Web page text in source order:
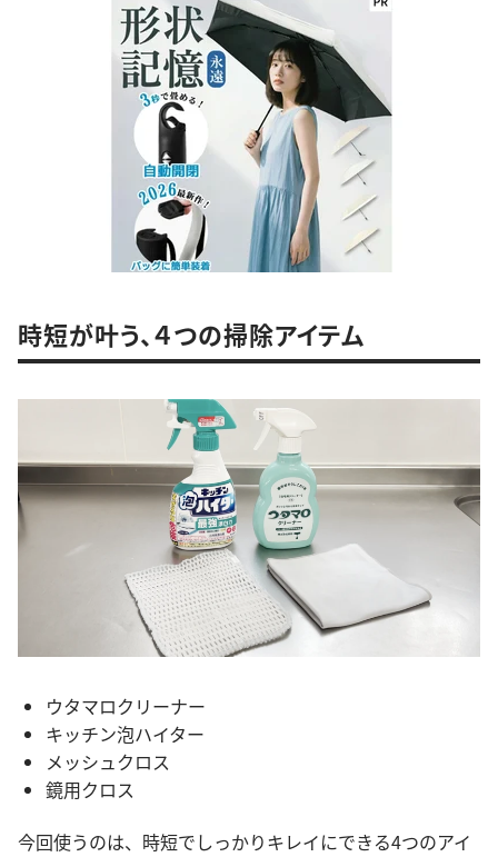
時短が叶う、４つの掃除アイテム
ウタマロクリーナー
キッチン泡ハイター
メッシュクロス
鏡用クロス
今回使うのは、時短でしっかりキレイにできる4つのアイ